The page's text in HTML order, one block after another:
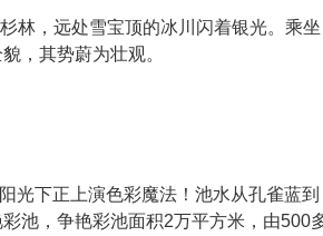
林，远处雪宝顶的冰川闪着银光。乘坐
，其势蔚为壮观。
光下正上演色彩魔法！池水从孔雀蓝到
池，争艳彩池面积2万平方米，由500